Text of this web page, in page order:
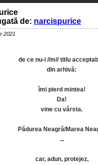
de: narcispurice
2021
de ce nu-i //m// titlu
din arhivă:
îmi pierd mintea!
Da!
vine cu vârsta.
Pădurea Neagră/Marea
...
car, adun, protejez,